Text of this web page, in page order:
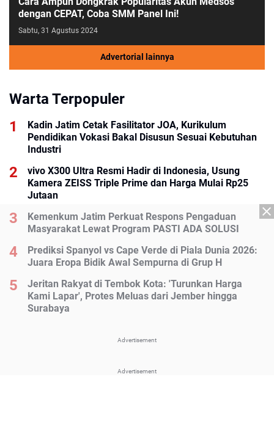
dengan CEPAT, Coba SMM Panel Ini!
Sabtu, 31 Agustus 2024
Advertorial lainnya
Warta Terpopuler
Kadin Jatim Cetak Fasilitator JOA, Kurikulum
Pendidikan Vokasi Bakal Disusun Sesuai Kebutuhan
Industri
vivo X300 Ultra Resmi Hadir di Indonesia, Usung
Kamera ZEISS Triple Prime dan Harga Mulai Rp25
Jutaan
Kemenkum Jatim Perkuat Respons Pengaduan
Masyarakat Lewat Program PASTI ADA SOLUSI
Prediksi Spanyol vs Cape Verde di Piala Dunia 2026:
Juara Eropa Bidik Awal Sempurna di Grup H
Jeritan Rakyat di Tembok Kota: 'Turunkan Harga
Kami Lapar', Protes Meluas dari Jember hingga
Surabaya
Advertisement
Advertisement